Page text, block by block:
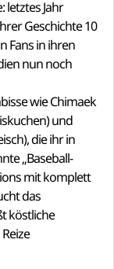
letztes Jahr
Geschichte 10
Fans in ihren
nun noch
wie Chimaek
und
die ihr in
„Baseball-
mit komplett
das
köstliche